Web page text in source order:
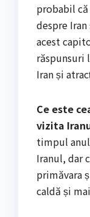
probabil
despre
acest
răspunsuri
Iran și
Ce este
vizita
timpul
Iranul, dar
primăvara
caldă și